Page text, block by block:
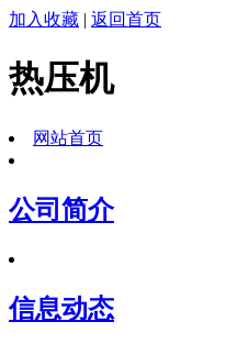
加入收藏 | 返回首页
热压机
网站首页
公司简介
信息动态